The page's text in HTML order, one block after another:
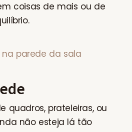
coisas de mais ou de
quadros, prateleiras, ou
não esteja lá tão